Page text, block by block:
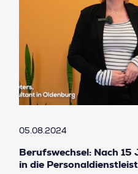
05.08.2024
Berufswechsel: Nach
in die